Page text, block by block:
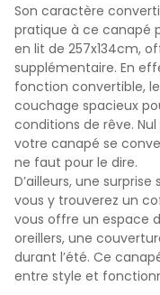
Son caractère
pratique à ce canapé
en lit de 257x134cm,
supplémentaire. En
fonction convertible,
couchage spacieux
conditions de rêve.
votre canapé se
ne faut pour le dire.
D’ailleurs, une surprise
vous y trouverez un
vous offre un espace
oreillers, une
durant l’été. Ce
entre style et